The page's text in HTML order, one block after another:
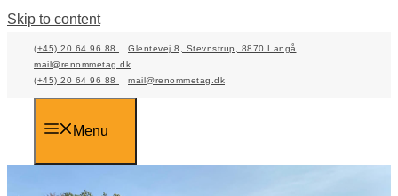
Skip to content
(+45) 20 64 96 88
Glentevej 8, Stevnstrup, 8870 Langå
mail@renommetag.dk
(+45) 20 64 96 88
mail@renommetag.dk
Menu